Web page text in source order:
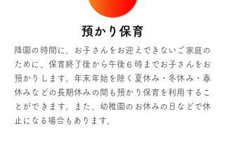
預かり保育
降園の時間に、お子さんをお迎えできないご家庭の
ために、保育終了後から午後６時までお子さんをお
預かりします。年末年始を除く夏休み・冬休み・春
休みなどの長期休みの間も預かり保育を利用するこ
とができます。また、幼稚園のお休みの日などで休
止になる場合もあります。